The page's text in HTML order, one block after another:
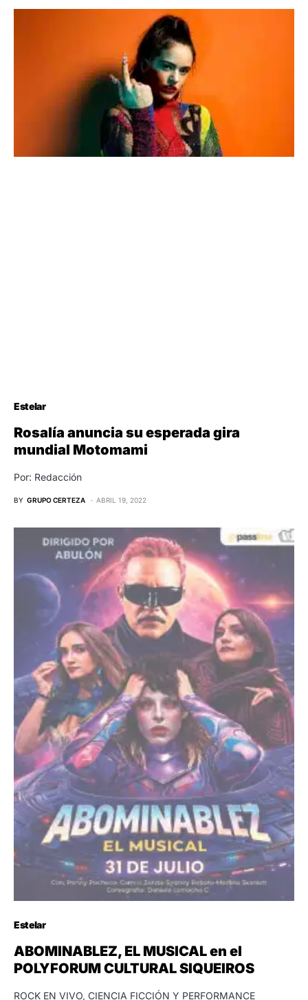
Estelar
Rosalía anuncia su esperada gira
mundial Motomami
Por: Redacción
BY GRUPO CERTEZA ABRIL 19, 2022
Estelar
ABOMINABLEZ, EL MUSICAL en el
POLYFORUM CULTURAL SIQUEIROS
ROCK EN VIVO, CIENCIA FICCIÓN Y PERFORMANCE